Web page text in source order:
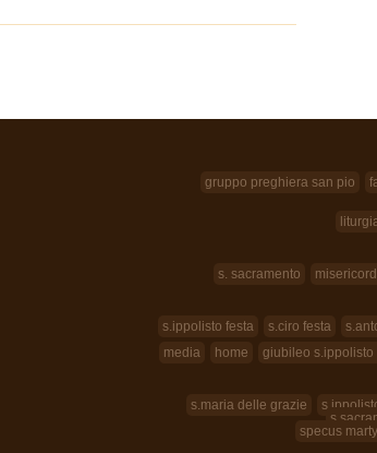
S.Annibale
gruppo preghiera san pio
s. sacramento
s.ciro festa
s.ippolisto festa
giubileo s.ippolisto
home
media
s.maria delle grazie
specus